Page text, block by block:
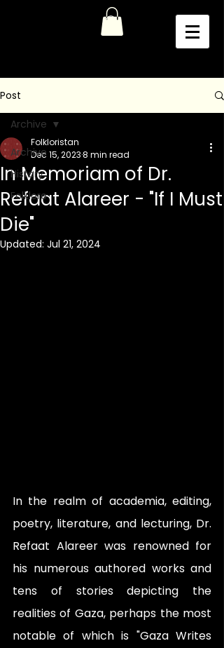
Post
Archive
History
Folklore
Archive
In Memoriam of Dr.
Refaat Alareer - "If I Must
Die"
Folkloristan
Dec 15, 20238 min read
Updated: Jul 21, 2024
In the realm of academia, editing,
poetry, literature, and lecturing, Dr.
Refaat Alareer was renowned for
his numerous authored works and
tens of stories depicting the
realities of Gaza, perhaps the most
notable of which is "Gaza Writes